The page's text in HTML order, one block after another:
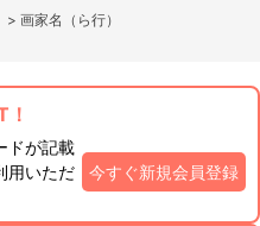
> 画家名（ら行）
ドが記載
用いただ
今すぐ新規会員登録